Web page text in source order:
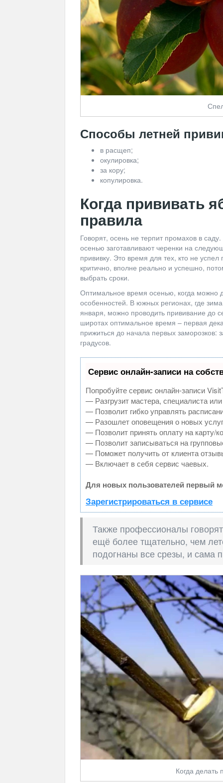
Способы летней
в расщеп;
окулировка;
за кору;
копулировка.
Когда прививать
правила
Говорят, осень не терпит промахов в
осенью заготавливают черенки на
прививку. Это время для тех, кто не
критично, вполне реально и успешно,
выбрать сроки.
Оптимальное время осенью, когда можно
особенностей. В южных регионах, где
января, можно проводить прививание до
широтах оптимальное время – первая
прижиться до начала первых заморозков:
градусов.
Сервис онлайн-записи на
Попробуйте сервис онлайн-записи
— Разгрузит мастера, специалиста
— Позволит гибко управлять
— Разошлет оповещения о новых
— Позволит принять оплату на карту/
— Позволит записываться на
— Поможет получить от клиента
— Включает в себя сервис чаевых.
Для новых пользователей первый
Зарегистрироваться в сервисе
Также профессионалы
ещё более тщательно, чем
подогнаны все срезы, и сама
Когда делать